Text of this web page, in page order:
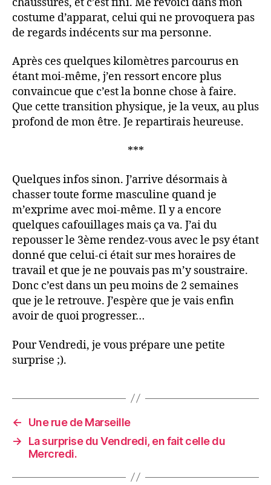
costume d’apparat, celui qui ne provoquera pas
de regards indécents sur ma personne.
Après ces quelques kilomètres parcourus en
étant moi-même, j’en ressort encore plus
convaincue que c’est la bonne chose à faire.
Que cette transition physique, je la veux, au plus
profond de mon être. Je repartirais heureuse.
***
Quelques infos sinon. J’arrive désormais à
chasser toute forme masculine quand je
m’exprime avec moi-même. Il y a encore
quelques cafouillages mais ça va. J’ai du
repousser le 3ème rendez-vous avec le psy étant
donné que celui-ci était sur mes horaires de
travail et que je ne pouvais pas m’y soustraire.
Donc c’est dans un peu moins de 2 semaines
que je le retrouve. J’espère que je vais enfin
avoir de quoi progresser…
Pour Vendredi, je vous prépare une petite
surprise ;).
←
Une rue de Marseille
→
La surprise du Vendredi, en fait celle du
Mercredi.